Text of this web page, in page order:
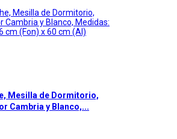
Mesilla de Dormitorio,
Cambria y Blanco,...